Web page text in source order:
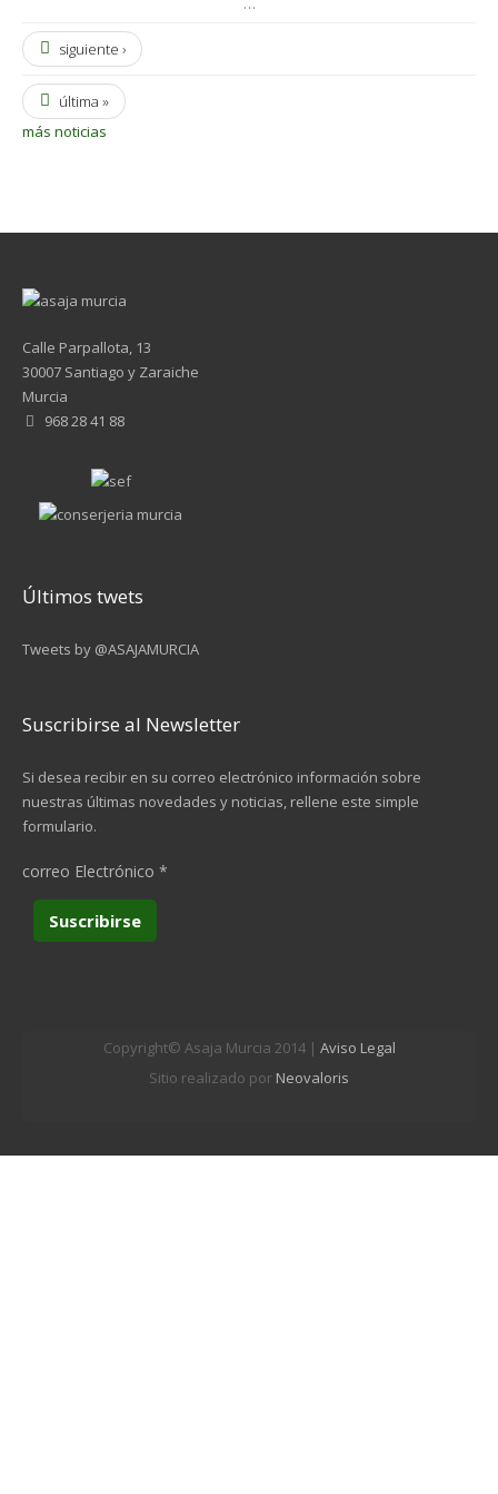
siguiente ›
última »
más noticias
Calle Parpallota, 13
30007 Santiago y Zaraiche
Murcia
968 28 41 88
Últimos twets
Tweets by @ASAJAMURCIA
Suscribirse al Newsletter
Si desea recibir en su correo electrónico información sobre
nuestras últimas novedades y noticias, rellene este simple
formulario.
correo Electrónico *
Copyright© Asaja Murcia 2014 | Aviso Legal
Sitio realizado por Neovaloris